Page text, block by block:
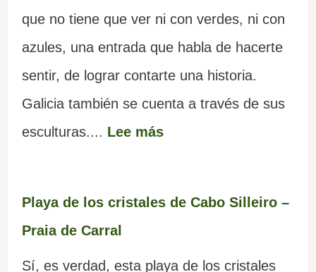
que no tiene que ver ni con verdes, ni con
azules, una entrada que habla de hacerte
sentir, de lograr contarte una historia.
Galicia también se cuenta a través de sus
esculturas.... Lee más
Playa de los cristales de Cabo Silleiro –
Praia de Carral
Sí, es verdad, esta playa de los cristales